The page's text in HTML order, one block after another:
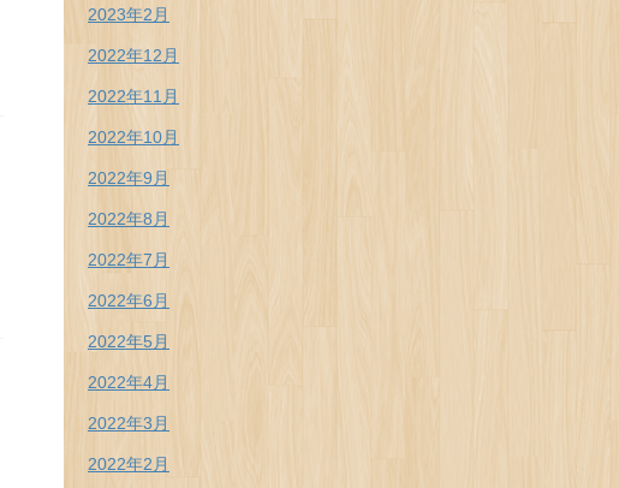
2023年2月
2022年12月
2022年11月
2022年10月
2022年9月
2022年8月
2022年7月
2022年6月
2022年5月
2022年4月
2022年3月
2022年2月